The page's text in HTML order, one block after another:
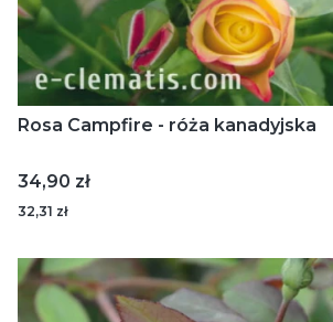
Rosa Campfire - róża kanadyjska
Cena
34,90 zł
32,31 zł